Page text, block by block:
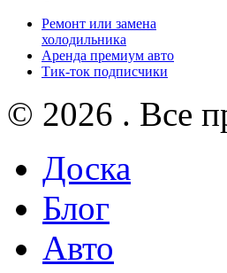
Ремонт или замена
холодильника
Аренда премиум авто
Тик-ток подписчики
© 2026 . Все
Доска
Блог
Авто